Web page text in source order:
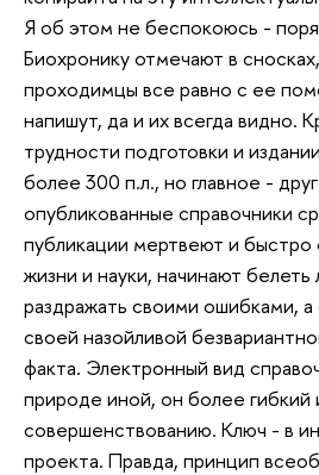
Я об этом не беспокоюсь -
Биохронику отмечают в
проходимцы все равно с ее
напишут, да и их всегда видно.
трудности подготовки и
более 300 п.л., но главное -
опубликованные справочники
публикации мертвеют и быстро
жизни и науки, начинают белеть
раздражать своими ошибками, а
своей назойливой
факта. Электронный вид
природе иной, он более гибкий
совершенствованию. Ключ - в
проекта. Правда, принцип